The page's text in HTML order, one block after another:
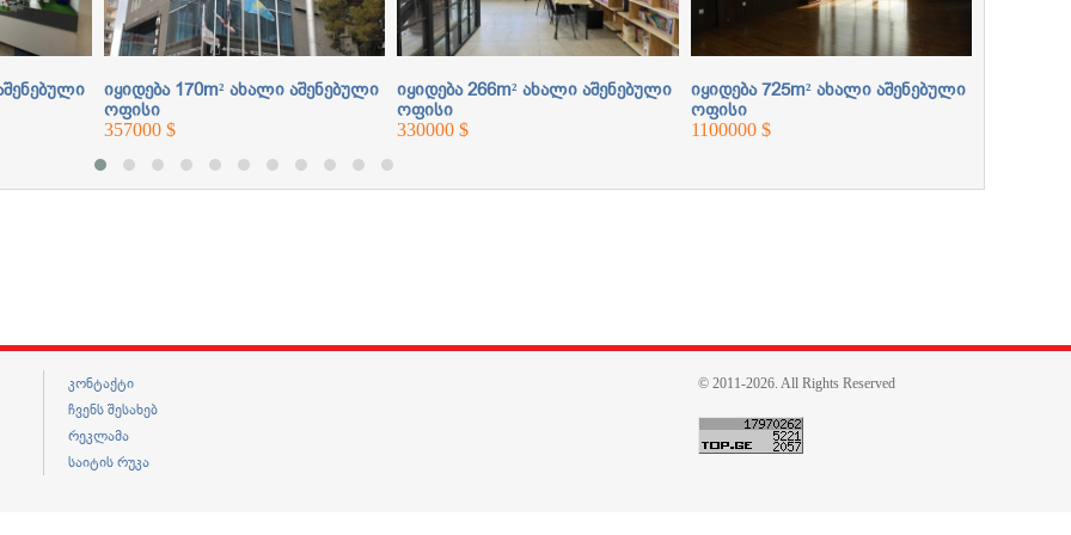
რადგან
სამედიცინო
სფეროში
იმ
პერიოდი
იყო,
პირველი
იყიდება 170m² ახალი აშენებული
ოფისი
357000 $
იყიდება 266m² ახალი აშენებული
ოფისი
330000 $
იყიდება 725m² ახალი აშენებული
ოფისი
1100000 $
კონტაქტი
ჩვენს შესახებ
რეკლამა
საიტის რუკა
© 2011-2026. All Rights Reserved